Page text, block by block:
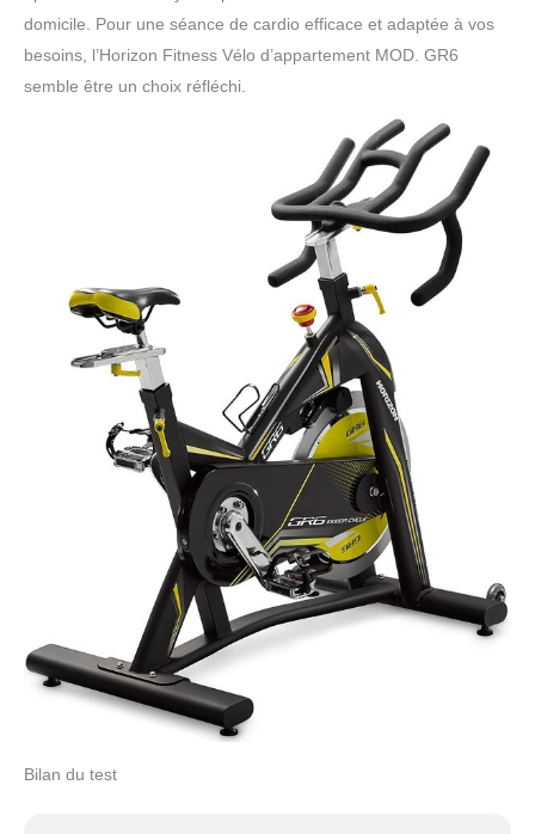
domicile. Pour une séance de cardio efficace et adaptée à vos
besoins, l’Horizon Fitness Vélo d’appartement MOD. GR6
semble être un choix réfléchi.
Bilan du test